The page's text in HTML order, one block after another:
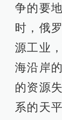
争的要
时，俄
源工业
海沿岸
的资源
系的天